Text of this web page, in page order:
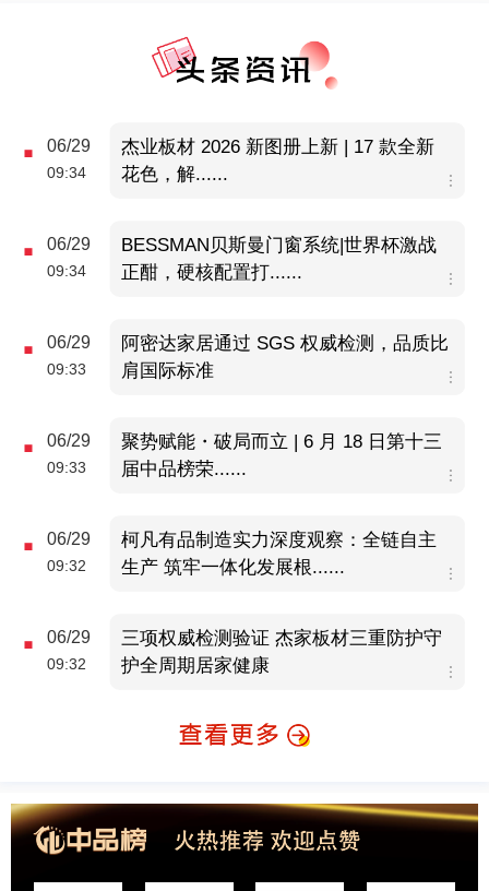
06/29
09:34
杰业板材 2026 新图册上新 | 17 款全新
花色，解......
06/29
09:34
BESSMAN贝斯曼门窗系统|世界杯激战
正酣，硬核配置打......
06/29
09:33
阿密达家居通过 SGS 权威检测，品质比
肩国际标准
06/29
09:33
聚势赋能・破局而立 | 6 月 18 日第十三
届中品榜荣......
06/29
09:32
柯凡有品制造实力深度观察：全链自主
生产 筑牢一体化发展根......
06/29
09:32
三项权威检测验证 杰家板材三重防护守
护全周期居家健康